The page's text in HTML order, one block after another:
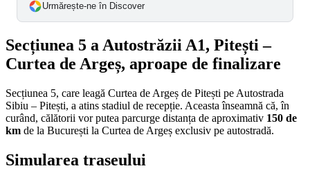
Urmărește-ne în Discover
Secțiunea 5 a Autostrăzii A1, Pitești –
Curtea de Argeș, aproape de finalizare
Secțiunea 5, care leagă Curtea de Argeș de Pitești pe Autostrada
Sibiu – Pitești, a atins stadiul de recepție. Aceasta înseamnă că, în
curând, călătorii vor putea parcurge distanța de aproximativ 150 de
km de la București la Curtea de Argeș exclusiv pe autostradă.
Simularea traseului